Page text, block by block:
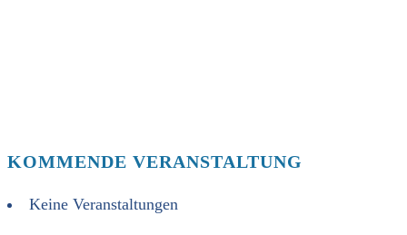
KOMMENDE VERANSTALTUNG
Keine Veranstaltungen